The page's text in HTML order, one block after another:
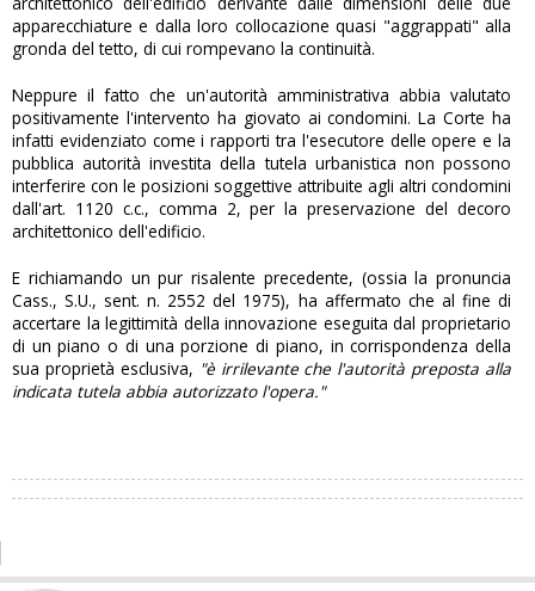
apparecchiature e dalla loro collocazione quasi "aggrappati" alla
gronda del tetto, di cui rompevano la continuità.
Neppure il fatto che un'autorità amministrativa abbia valutato
positivamente l'intervento ha giovato ai condomini. La Corte ha
infatti evidenziato come i rapporti tra l'esecutore delle opere e la
pubblica autorità investita della tutela urbanistica non possono
interferire con le posizioni soggettive attribuite agli altri condomini
dall'art. 1120 c.c., comma 2, per la preservazione del decoro
architettonico dell'edificio.
E richiamando un pur risalente precedente, (ossia la pronuncia
Cass., S.U., sent. n. 2552 del 1975), ha affermato che al fine di
accertare la legittimità della innovazione eseguita dal proprietario
di un piano o di una porzione di piano, in corrispondenza della
sua proprietà esclusiva, "è irrilevante che l'autorità preposta alla
indicata tutela abbia autorizzato l'opera."